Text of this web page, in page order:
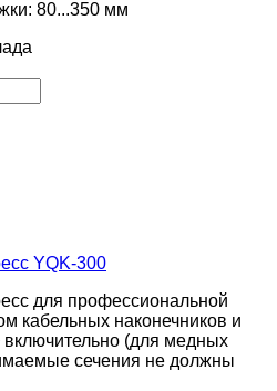
80...350 мм
YQK-300
для профессиональной
кабельных наконечников и
включительно (для медных
сечения не должны